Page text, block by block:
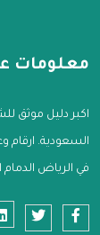
معلومات
اكبر دليل موثق
السعودية.
في الرياض الدمام